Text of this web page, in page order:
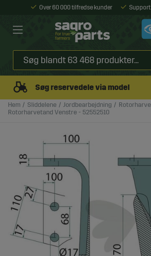
Over 60 000 tilfredse kunder Support
Søg reservedele via model
Hem Sliddelene Jordbearbejdning
Rotorharve
Rotorharvetand Venstre - 52552510